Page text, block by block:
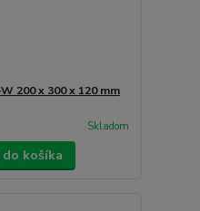
200 x 300 x 120 mm
Skladom
košíka